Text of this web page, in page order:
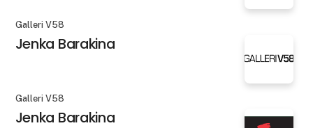
Galleri V58
Jenka Barakina
Galleri V58
Jenka Barakina